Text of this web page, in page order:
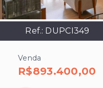
Ref.: DUPCI349
Venda
R$893.400,00